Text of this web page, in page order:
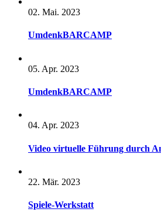
02. Mai. 2023
UmdenkBARCAMP
05. Apr. 2023
UmdenkBARCAMP
04. Apr. 2023
Video virtuelle Führung durch
22. Mär. 2023
Spiele-Werkstatt